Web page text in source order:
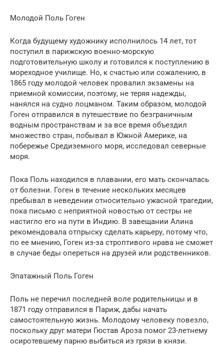
Молодой Поль Гоген
Когда будущему художнику исполнилось 14 лет, тот
поступил в парижскую военно-морскую
подготовительную школу и готовился к поступлению в
мореходное училище. Но, к счастью или сожалению, в
1865 году молодой человек провалил экзамены на
приемной комиссии, поэтому, не теряя надежды,
нанялся на судно лоцманом. Таким образом, молодой
Гоген отправился в путешествие по безграничным
водным пространствам и за все время объездил
множество стран, побывал в Южной Америке, на
побережье Средиземного моря, исследовал северные
моря.
Пока Поль находился в плавании, его мать скончалась
от болезни. Гоген в течение нескольких месяцев
пребывал в неведении относительно ужасной трагедии,
пока письмо с неприятной новостью от сестры не
настигло его на пути в Индию. В завещании Алина
рекомендовала отпрыску сделать карьеру, потому что,
по ее мнению, Гоген из-за строптивого нрава не сможет
в случае беды опереться на друзей или родственников.
Эпатажный Поль Гоген
Поль не перечил последней воле родительницы и в
1871 году отправился в Париж, дабы начать
самостоятельную жизнь. Молодому человеку повезло,
поскольку друг матери Гюстав Ароза помог 23-летнему
осиротевшему парню выбиться из грязи в князи.